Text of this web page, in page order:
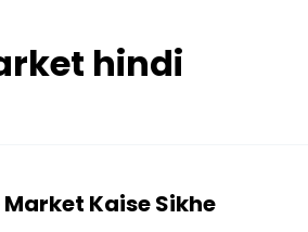
hindi
Kaise Sikhe